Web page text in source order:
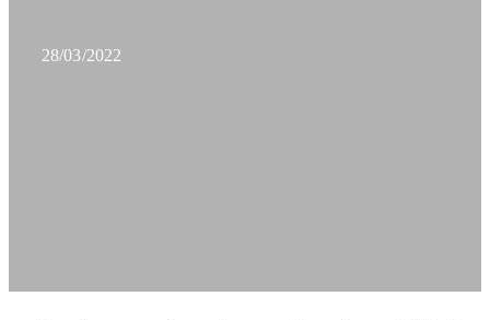
28/03/2022